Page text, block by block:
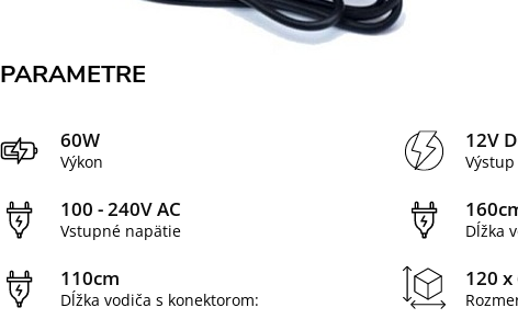
PARAMETRE
60W
Výkon
12V
Výstup
100 - 240V AC
Vstupné napätie Dĺžka
110cm
Dĺžka vodiča s konektorom:
120